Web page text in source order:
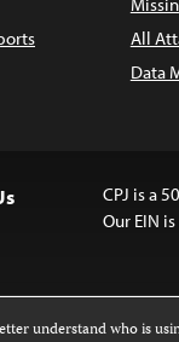
All
Data
CPJ is a
Our EIN
understand who is